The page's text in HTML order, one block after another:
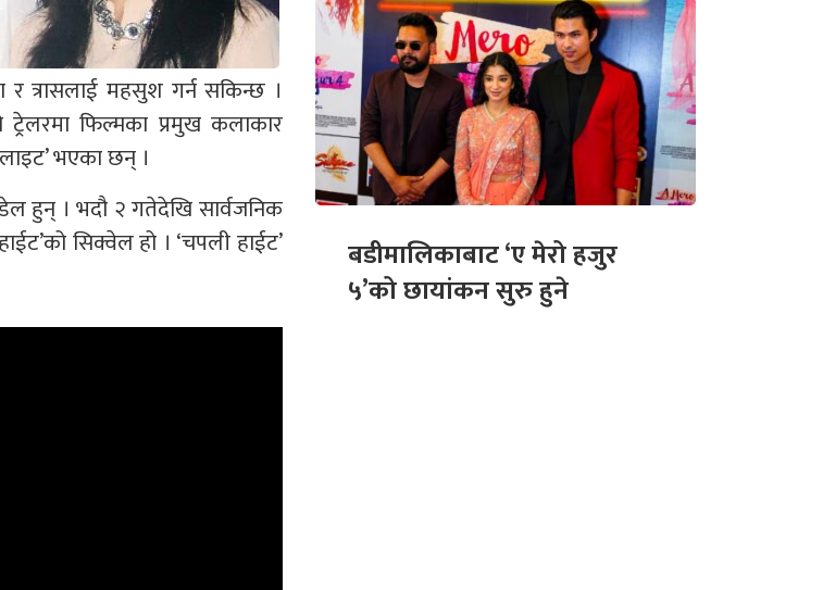
र त्रासलाई महसुश गर्न सकिन्छ ।
फिल्मका प्रमुख कलाकार
भएका छन् ।
हुन् । भदौ २ गतेदेखि सार्वजनिक
सिक्वेल हो । ‘चपली हाईट’
बडीमालिकाबाट ‘ए मेरो हजुर
५’को छायांकन सुरु हुने